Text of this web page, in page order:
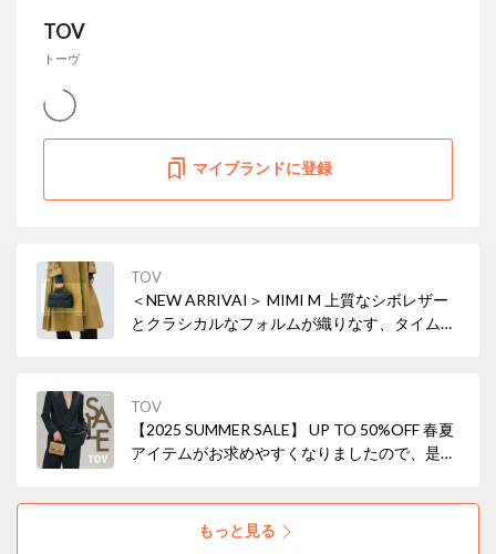
TOV
トーヴ
マイブランドに登録
TOV
＜NEW ARRIVAI＞ MIMI M 上質なシボレザー
とクラシカルなフォルムが織りなす、タイムレ
TOV
【2025 SUMMER SALE】 UP TO 50%OFF 春夏
アイテムがお求めやすくなりましたので、是非
もっと見る